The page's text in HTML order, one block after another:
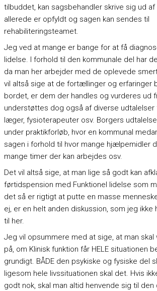
tilbuddet, kan sagsbehandler skrive sig ud
allerede er opfyldt og sagen kan sendes til
rehabiliteringsteamet.
Jeg ved at mange er bange for at få
lidelse. I forhold til den kommunale del har
da man her arbejder med de oplevede
vil altså sige at de fortællinger og erfaringer
bordet, er dem der handles og vurderes ud
understøttes dog også af diverse udtalelser
læger, fysioterapeuter osv. Borgers
under praktikforløb, hvor en kommunal
sagen i forhold til hvor mange hjælpemidler
mange timer der kan arbejdes osv.
Det vil altså sige, at man lige så godt kan
førtidspension med Funktionel lidelse som
det så er rigtigt at putte en masse
ej, er en helt anden diskussion, som jeg ikke
til her.
Jeg vil opsummere med at sige, at man
på, om Klinisk funktion får HELE situationen
grundigt. BÅDE den psykiske og fysiske del
ligesom hele livssituationen skal det. Hvis
godt nok, skal man altid henvende sig til